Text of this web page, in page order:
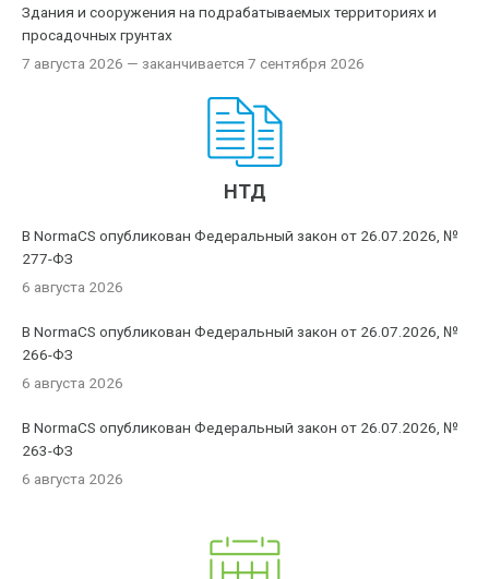
Здания и сооружения на подрабатываемых территориях и
просадочных грунтах
7 августа 2026 — заканчивается 7 сентября 2026
НТД
В NormaCS опубликован Федеральный закон от 26.07.2026, №
277-ФЗ
6 августа 2026
В NormaCS опубликован Федеральный закон от 26.07.2026, №
266-ФЗ
6 августа 2026
В NormaCS опубликован Федеральный закон от 26.07.2026, №
263-ФЗ
6 августа 2026